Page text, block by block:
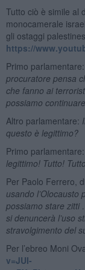
Tutto ciò è simile al
monocamerale
gli ostaggi
https://
Primo parlamentare:
procuratore pensa
che fanno ai
possiamo
Altro parlamentare:
questo è legittimo?
Primo parlamentare:
legittimo! Tutto!
Per Paolo Ferrero,
usando
possiamo stare zitti
si denuncerà l’uso
stravolgimento del
Per l’ebreo Moni
v=JUI-